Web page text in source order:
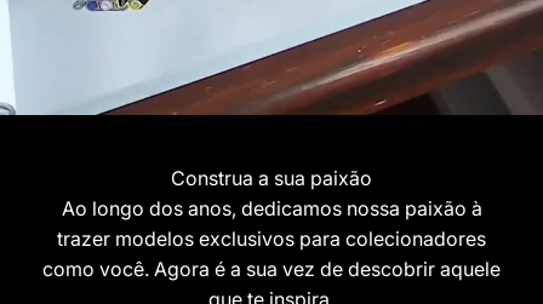
Construa a sua paixão
Ao longo dos anos, dedicamos nossa paixão à
trazer modelos exclusivos para colecionadores
como você. Agora é a sua vez de descobrir aquele
que te inspira.